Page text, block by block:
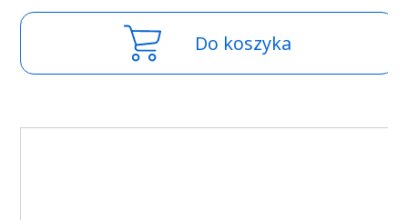
Do koszyka